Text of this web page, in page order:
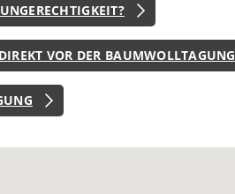
VOR DER BAUMWOLLTAGUNG